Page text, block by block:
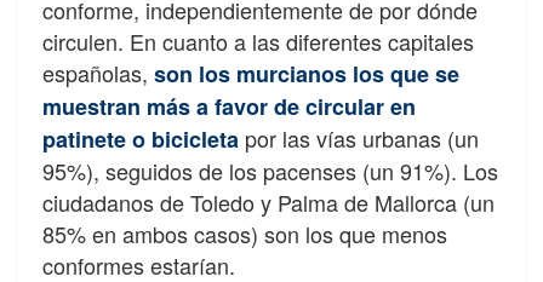
conforme, independientemente de por dónde
circulen. En cuanto a las diferentes capitales
españolas, son los murcianos los que se
muestran más a favor de circular en
patinete o bicicleta por las vías urbanas (un
95%), seguidos de los pacenses (un 91%). Los
ciudadanos de Toledo y Palma de Mallorca (un
85% en ambos casos) son los que menos
conformes estarían.